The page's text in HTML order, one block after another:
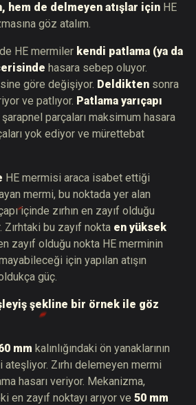
hem de delmeyen atışlar için HE
göz atalım.
HE mermiler kendi patlama (ya da
hasara sebep oluyor.
göre değişiyor. Deldikten sonra
ve patlıyor. Patlama yarıçapı
parçaları maksimum hasara
yok ediyor ve mürettebat
HE mermisi araca isabet ettiği
mermi, bu noktada yer alan
içinde zırhın en zayıf olduğu
bu zayıf nokta en yüksek
en zayıf olduğu nokta HE merminin
için yapılan atışın
güç.
şekline bir örnek ile göz
mm kalınlığındaki ön yanaklarının
ateşliyor. Zırhı delemeyen mermi
hasarı veriyor. Mekanizma,
en zayıf noktayı arıyor ve 50 mm